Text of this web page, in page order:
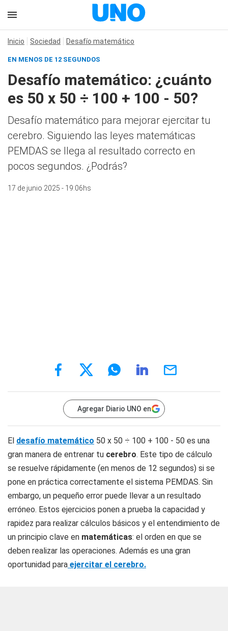
Inicio Sociedad Desafío matemático
EN MENOS DE 12 SEGUNDOS
Desafío matemático: ¿cuánto
es 50 x 50 ÷ 100 + 100 - 50?
Desafío matemático para mejorar ejercitar tu
cerebro. Siguiendo las leyes matemáticas
PEMDAS se llega al resultado correcto en
pocos segundos. ¿Podrás?
17 de junio 2025 - 19:06hs
Agregar Diario UNO en
El desafío matemático 50 x 50 ÷ 100 + 100 - 50 es una
gran manera de entrenar tu cerebro. Este tipo de cálculo
se resuelve rápidamente (en menos de 12 segundos) si se
pone en práctica correctamente el sistema PEMDAS. Sin
embargo, un pequeño error puede llevar a un resultado
erróneo. Estos ejercicios ponen a prueba la capacidad y
rapidez para realizar cálculos básicos y el entendimiento de
un principio clave en matemáticas: el orden en que se
deben realizar las operaciones. Además es una gran
oportunidad para ejercitar el cerebro.